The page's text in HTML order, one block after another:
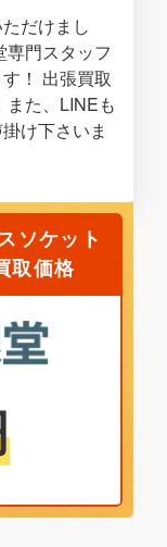
だけまし
門スタッフ
！ 出張買取
また、LINEも
け下さいま
ソケット
取価格